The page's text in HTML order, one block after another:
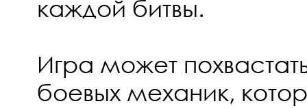
каждой битвы.
Игра может
боевых механик,